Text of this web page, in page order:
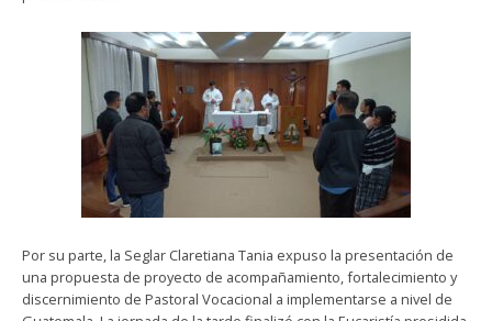
Por su parte, la Seglar Claretiana Tania expuso la presentación de
una propuesta de proyecto de acompañamiento, fortalecimiento y
discernimiento de Pastoral Vocacional a implementarse a nivel de